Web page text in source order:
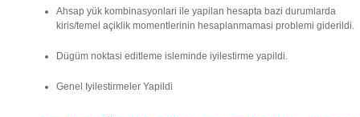
Ahsap yük kombinasyonlari ile yapilan hesapta bazi durumlarda
kiris/temel açiklik momentlerinin hesaplanmamasi problemi giderildi.
Dügüm noktasi editleme isleminde iyilestirme yapildi.
Genel Iyilestirmeler Yapildi